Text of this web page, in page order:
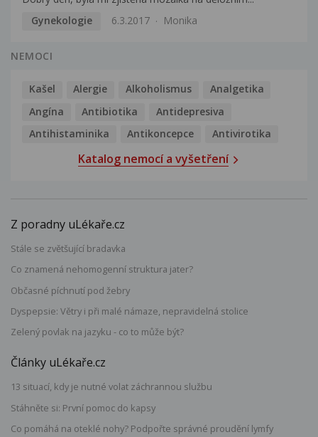
Gynekologie
6.3.2017 Monika
NEMOCI
Kašel Alergie Alkoholismus
Analgetika
Angína
Antibiotika
Antidepresiva
Antihistaminika
Antikoncepce Antivirotika
Katalog nemocí a vyšetření
Z poradny uLékaře.cz
Stále se zvětšující bradavka
Co znamená nehomogenní struktura jater?
Občasné píchnutí pod žebry
Dyspepsie: Větry i při malé námaze, nepravidelná stolice
Zelený povlak na jazyku - co to může být?
Články uLékaře.cz
13 situací, kdy je nutné volat záchrannou službu
Stáhněte si: První pomoc do kapsy
Co pomáhá na oteklé nohy? Podpořte správné proudění lymfy